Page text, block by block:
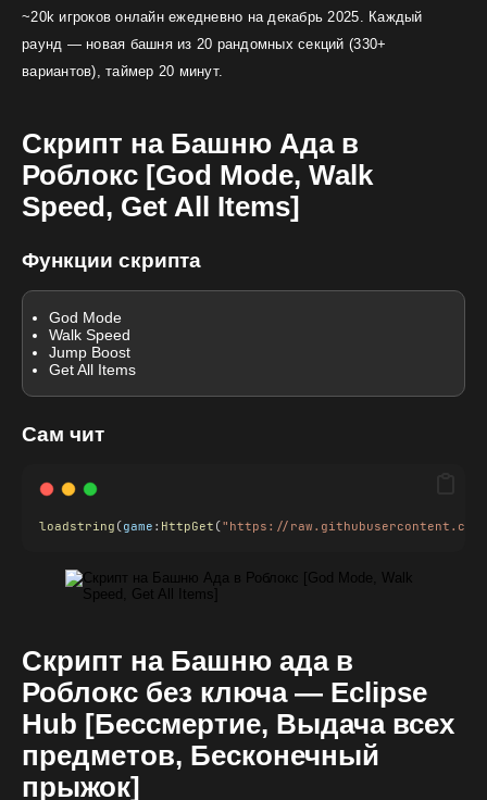
~20k игроков онлайн ежедневно на декабрь 2025. Каждый
раунд — новая башня из 20 рандомных секций (330+
вариантов), таймер 20 минут.
Скрипт на Башню Ада в
Роблокс [God Mode, Walk
Speed, Get All Items]
Функции скрипта
God Mode
Walk Speed
Jump Boost
Get All Items
Сам чит
loadstring (game : HttpGet ("https://
Скрипт на Башню ада в
Роблокс без ключа — Eclipse
Hub [Бессмертие, Выдача всех
предметов, Бесконечный
прыжок]